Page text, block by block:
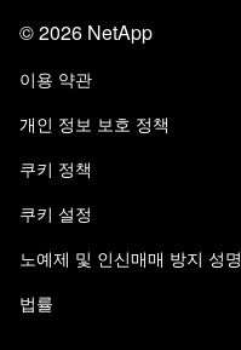
알아보기
Trust Center
책임 및 지속가능성
품질 인증
NetApp Instaclustr
블로그
고객 경험
고객 사례
사이트 피드백
액세스 가능성
이메일 구독
©2026 NetApp
이용 약관
개인 정보 보호 정책
쿠키 정책
쿠키 설정
노예제 및 인신매매 방지 성명
법률